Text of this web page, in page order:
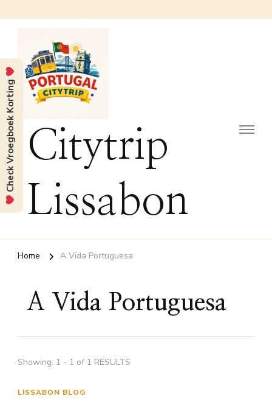
Citytrip
Lissabon
Home A Vida Portuguesa
A Vida Portuguesa
Showing: 1 - 1 of 1 RESULTS
LISSABON BLOG
Check Vroegboek Korting